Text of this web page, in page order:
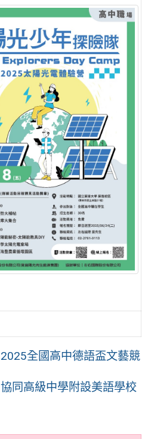
2025全國高中德語盃文藝競
協同高級中學附設美語學校